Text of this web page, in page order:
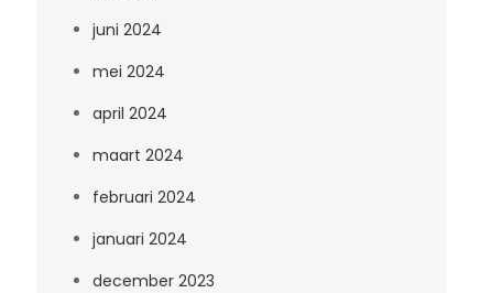
juni 2024
mei 2024
april 2024
maart 2024
februari 2024
januari 2024
december 2023